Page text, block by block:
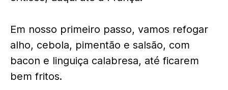
Em nosso primeiro passo, vamos refogar
alho, cebola, pimentão e salsão, com
bacon e linguiça calabresa, até ficarem
bem fritos.